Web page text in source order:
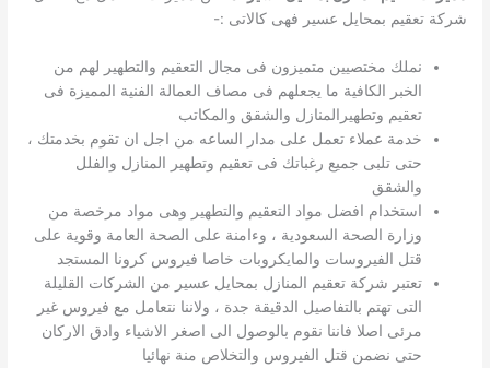
شركة تعقيم بمحايل عسير فهى كالاتى :-
نملك مختصيين متميزون فى مجال التعقيم والتطهير لهم من
الخبر الكافية ما يجعلهم فى مصاف العمالة الفنية المميزة فى
تعقيم وتطهيرالمنازل والشقق والمكاتب
خدمة عملاء تعمل على مدار الساعه من اجل ان تقوم بخدمتك ،
حتى تلبى جميع رغباتك فى تعقيم وتطهير المنازل والفلل
والشقق
استخدام افضل مواد التعقيم والتطهير وهى مواد مرخصة من
وزارة الصحة السعودية ، وءامنة على الصحة العامة وقوية على
قتل الفيروسات والمايكروبات خاصا فيروس كرونا المستجد
تعتبر شركة تعقيم المنازل بمحايل عسير من الشركات القليلة
التى تهتم بالتفاصيل الدقيقة جدة ، ولاننا نتعامل مع فيروس غير
مرئى اصلا فاننا نقوم بالوصول الى اصغر الاشياء وادق الاركان
حتى نضمن قتل الفيروس والتخلاص منة نهائيا